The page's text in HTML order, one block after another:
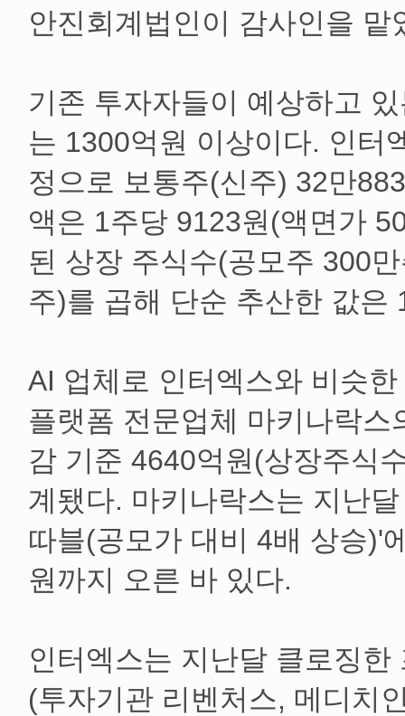
안진회계법인이 감사인을 맡
기존 투자자들이 예상하고
는 1300억원 이상이다. 인터
정으로 보통주(신주) 32만
액은 1주당 9123원(액면가
된 상장 주식수(공모주 300
주)를 곱해 단순 추산한 값은
AI 업체로 인터엑스와 비슷
플랫폼 전문업체 마키나락
감 기준 4640억원(상장주식
계됐다. 마키나락스는 지난
따블(공모가 대비 4배 상승)'
원까지 오른 바 있다.
인터엑스는 지난달 클로징
(투자기관 리벤처스, 메디치